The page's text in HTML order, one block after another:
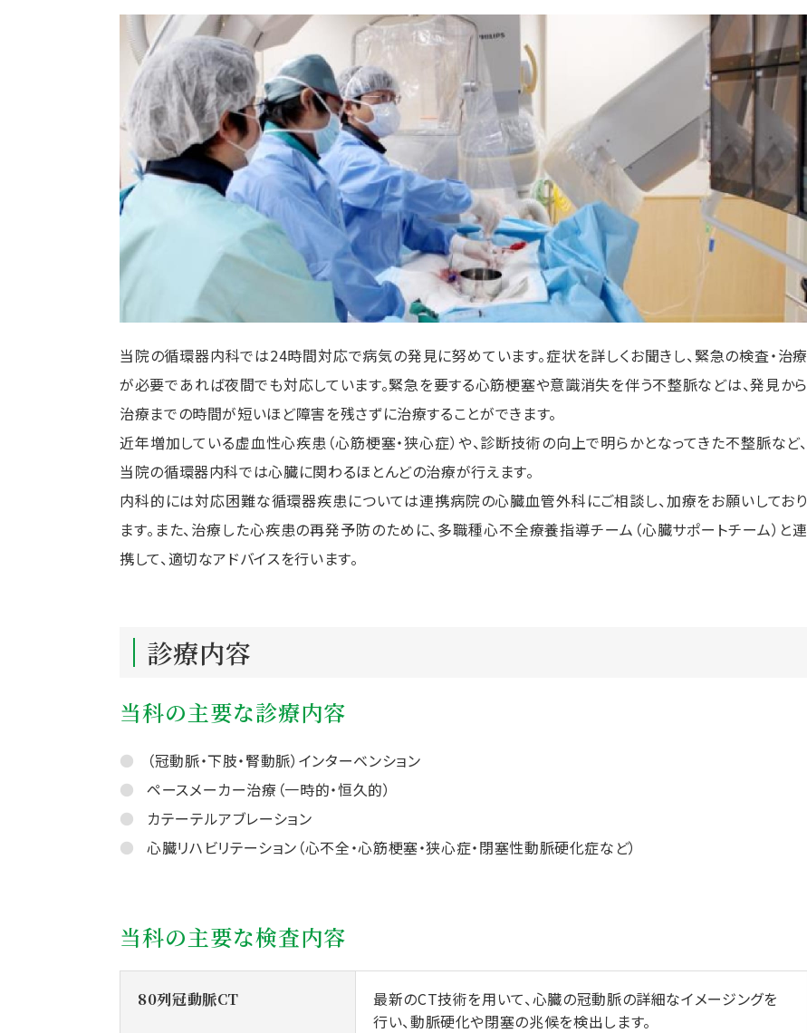
当院の循環器内科では24時間対応で病気の発見に努めています。症状を詳しくお聞きし、緊急の検査・治療
が必要であれば夜間でも対応しています。緊急を要する心筋梗塞や意識消失を伴う不整脈などは、発見から
治療までの時間が短いほど障害を残さずに治療することができます。
近年増加している虚血性心疾患（心筋梗塞・狭心症）や、診断技術の向上で明らかとなってきた不整脈など、
当院の循環器内科では心臓に関わるほとんどの治療が行えます。
内科的には対応困難な循環器疾患については連携病院の心臓血管外科にご相談し、加療をお願いしており
ます。また、治療した心疾患の再発予防のために、多職種心不全療養指導チーム（心臓サポートチーム）と連
携して、適切なアドバイスを行います。
診療内容
当科の主要な診療内容
（冠動脈・下肢・腎動脈）インターベンション
ペースメーカー治療（一時的・恒久的）
カテーテルアブレーション
心臓リハビリテーション（心不全・心筋梗塞・狭心症・閉塞性動脈硬化症など）
当科の主要な検査内容
80列冠動脈CT
最新のCT技術を用いて、心臓の冠動脈の詳細なイメージングを
行い、動脈硬化や閉塞の兆候を検出します。